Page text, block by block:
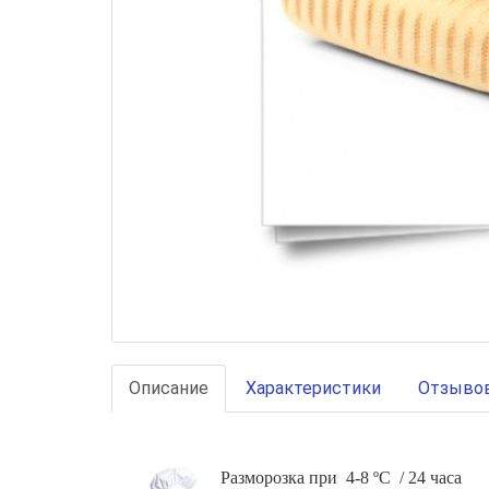
Описание Характеристики
Разморозка при 4-8 ºС / 24 часа